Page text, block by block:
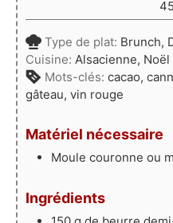
45
Type de plat: Brunch,
Cuisine: Alsacienne, Noël
Mots-clés: cacao,
gâteau, vin rouge
Matériel nécessaire
Moule couronne ou
Ingrédients